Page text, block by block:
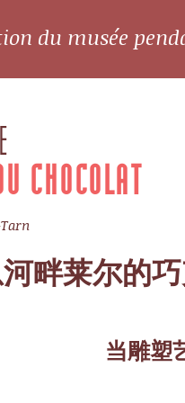
du musée
CHOCOLAT
畔莱尔的
当雕塑